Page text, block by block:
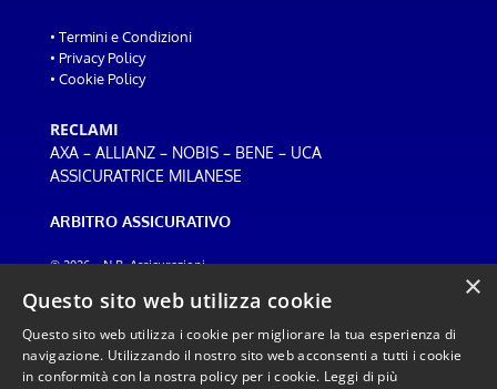
• Termini e Condizioni
• Privacy Policy
• Cookie Policy
RECLAMI
AXA– ALLIANZ– NOBIS– BENE – UCA
ASSICURATRICE MILANESE
ARBITRO ASSICURATIVO
© 2026 – N.B. Assicurazioni
Inviando un messaggio tramite WhatsApp, dichiari di aver preso visione della
×
Questo sito web utilizza cookie
Questo sito web utilizza i cookie per migliorare la tua esperienza di
navigazione. Utilizzando il nostro sito web acconsenti a tutti i cookie
in conformità con la nostra policy per i cookie. Leggi di più